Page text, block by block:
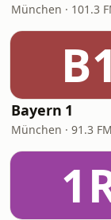
München · 101.3
B1
Bayern 1
München · 91.3 FM